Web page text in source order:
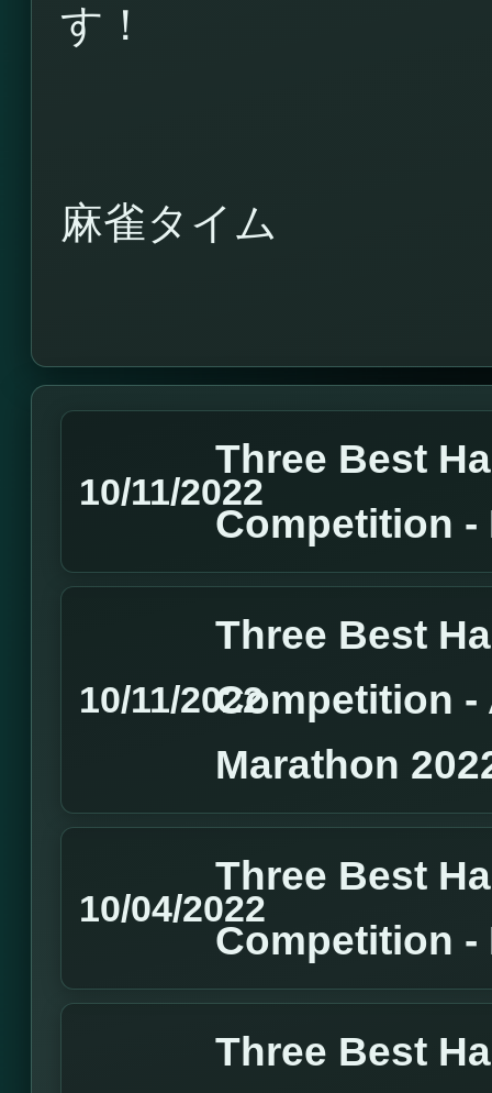
す！
麻雀タイム
10/11/2022
Three Best
Competition -
10/11/2022
Three Best
Competition -
Marathon
10/04/2022
Three Best
Competition -
Three Best